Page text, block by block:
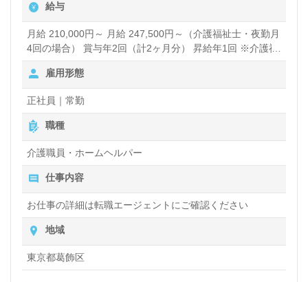
給与
月給 210,000円～ 月給 247,500円～（介護福祉士・夜勤月
4回の場合） 賞与年2回（計2ヶ月分） 昇給年1回 ※介護福
祉士保有、施設経験5年以上 の方は★月給270,000円!!★ ＜
内訳＞ 基本給：140,000円 地域調整給：40,000円 処遇改
善加算関連手当：18,100円 特別勤務地手当20,000円 夜勤
手当：5,000円/回 ＜その他手当＞ 介護福祉士手当：
18,100円 ケアマネ資格手当：5,000円 保育手当：10,000円
（保育園に通う子ども1人につき） ※試用期間 3ヶ月 正社
員時と給与形態は変わりません。 賞与あり 昇給あり
雇用形態
正社員｜常勤
職種
介護職員・ホームヘルパー
仕事内容
お仕事の詳細は転職エージェントにご確認ください
地域
東京都葛飾区